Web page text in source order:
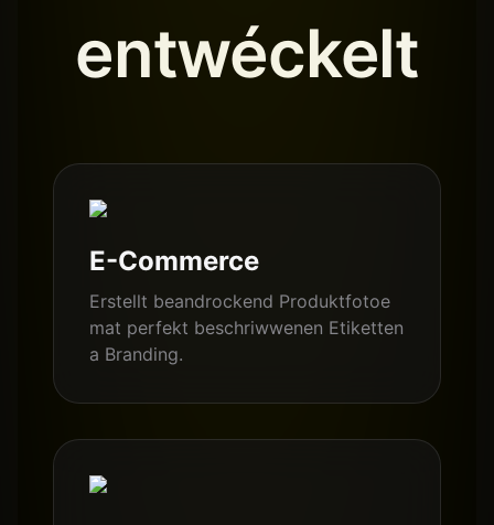
entwéckelt
E-Commerce
Erstellt beandrockend Produktfotoe
mat perfekt beschriwwenen Etiketten
a Branding.